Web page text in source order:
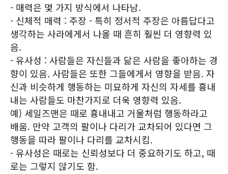
- 매력은 몇 가지 방식에서 나타남.
- 신체적 매력 : 주장 - 특히 정서적 주장은 아름답다고
생각하는 사라에게서 나올 때 흔히 훨씬 더 영향력 있
음.
- 유사성 : 사람들은 자신들과 닮은 사람을 좋아하는 경
향이 있음. 사람들은 또한 그들에게서 영향을 받음. 자
신과 비슷하게 행동하는 미묘하게 자신의 자세를 흉내
내는 사람들도 마찬가지로 더욱 영향력 있음.
예) 세일즈맨은 때로 흉내내고 거울처럼 행동하라고
배움. 만약 고객의 팔이나 다리가 교차되어 있다면 그
행동을 따라 팔이나 다리를 교차시킴.
- 유사성은 때로는 신뢰성보다 더 중요하기도 하고, 때
로는 그렇지 않기도 함.